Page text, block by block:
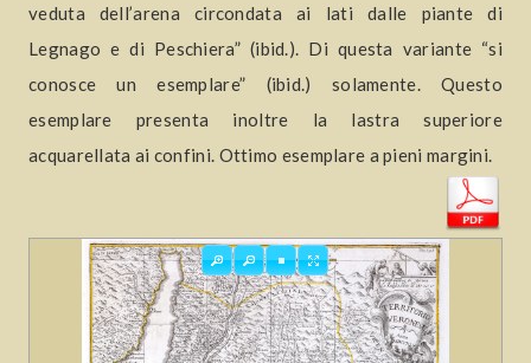
veduta dell’arena circondata ai lati dalle piante di
Legnago e di Peschiera” (ibid.). Di questa variante “si
conosce un esemplare” (ibid.) solamente. Questo
esemplare presenta inoltre la lastra superiore
acquarellata ai confini. Ottimo esemplare a pieni margini.